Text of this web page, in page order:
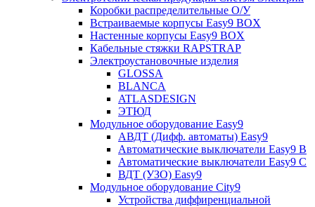
Коробки распределительные О/У
Встраиваемые корпусы Easy9 BOX
Настенные корпусы Easy9 BOX
Кабельные стяжки RAPSTRAP
Электроустановочные изделия
GLOSSA
BLANCA
ATLASDESIGN
ЭТЮД
Модульное оборудование Easy9
АВДТ (Дифф. автоматы) Easy9
Автоматические выключатели Easy9 В
Автоматические выключатели Easy9 С
ВДТ (УЗО) Easy9
Модульное оборудование City9
Устройства диффиренциальной